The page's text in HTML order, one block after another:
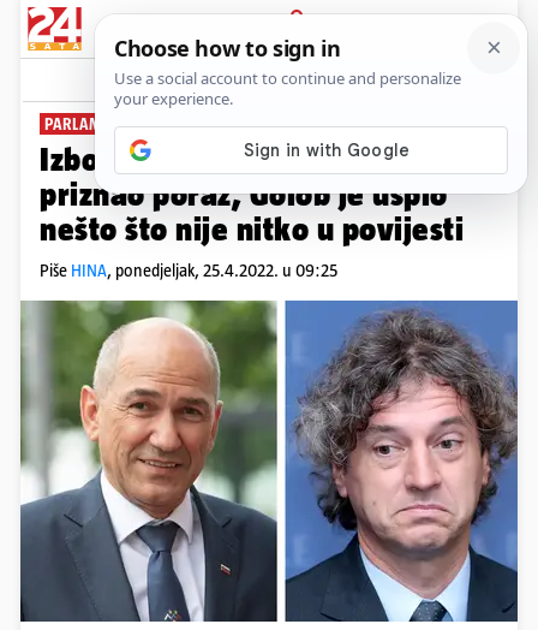
PRIJAVA
News Komentari
PARLAMENTARNI IZBORI
Izbori u Sloveniji: Janša je već
priznao poraz, Golob je uspio
nešto što nije nitko u povijesti
Piše HINA, ponedjeljak, 25.4.2022. u 09:25